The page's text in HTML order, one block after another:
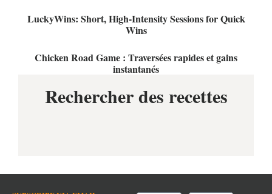
LuckyWins: Short, High‑Intensity Sessions for Quick
Wins
Chicken Road Game : Traversées rapides et gains
instantanés
Rechercher des recettes